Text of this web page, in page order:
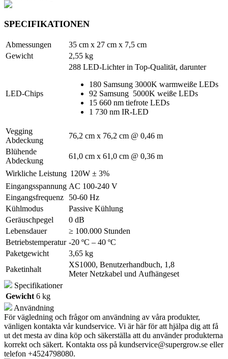
SPECIFIKATIONEN
Abmessungen
35 cm x 27 cm x 7,5 cm
Gewicht
2,55 kg
LED-Chips
288 LED-Lichter in Top-Qualität, darunter
180 Samsung 3000K warmweiße LEDs
92 Samsung 5000K weiße LEDs
15 660 nm tiefrote LEDs
1 730 nm IR-LED
Vegging
Abdeckung
76,2 cm x 76,2 cm @ 0,46 m
Blühende
Abdeckung
61,0 cm x 61,0 cm @ 0,36 m
Wirkliche Leistung 120W ± 3%
Eingangsspannung AC 100-240 V
Eingangsfrequenz
50-60 Hz
Kühlmodus
Passive Kühlung
Geräuschpegel
0 dB
Lebensdauer
≥ 100.000 Stunden
Betriebstemperatur -20 ºC – 40 ºC
Paketgewicht
3,65 kg
Paketinhalt
XS1000, Benutzerhandbuch, 1,8
MeterNetzkabel und Aufhängeset
Specifikationer
Gewicht 6 kg
Användning
För vägledning och frågor om användning av våra produkter,
vänligen kontakta vår kundservice. Vi är här för att hjälpa dig att få
ut det mesta av dina köp och säkerställa att du använder produkterna
korrekt och säkert. Kontakta oss på kundservice@supergrow.se eller
telefon +4524798080.